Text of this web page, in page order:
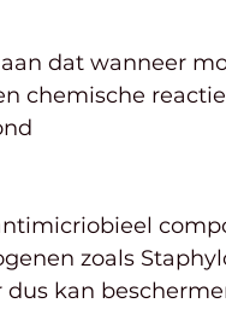
dat wanneer
chemische
zoals
kan